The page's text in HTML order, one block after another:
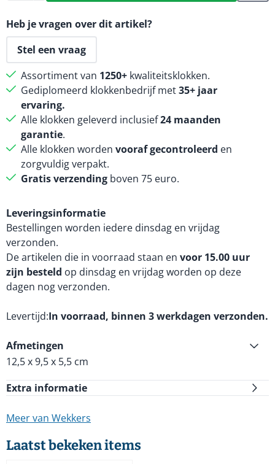
Heb je vragen over dit artikel?
Stel een vraag
Assortiment van 1250+ kwaliteitsklokken.
Gediplomeerd klokkenbedrijf met35+ jaar
ervaring.
Alle klokken geleverd inclusief24 maanden
garantie.
Alle klokken worden vooraf gecontroleerd en
zorgvuldig verpakt.
Gratis verzending boven 75 euro.
Leveringsinformatie
Bestellingen worden iedere dinsdag en vrijdag
verzonden.
De artikelen die in voorraad staan en voor 15.00 uur
zijn besteld op dinsdag en vrijdag worden op deze
dagen nog verzonden.
Levertijd In voorraad, binnen 3 werkdagen verzonden.
Afmetingen
12,5 x 9,5 x 5,5 cm
Extra informatie
Meer van Wekkers
Laatst bekeken items